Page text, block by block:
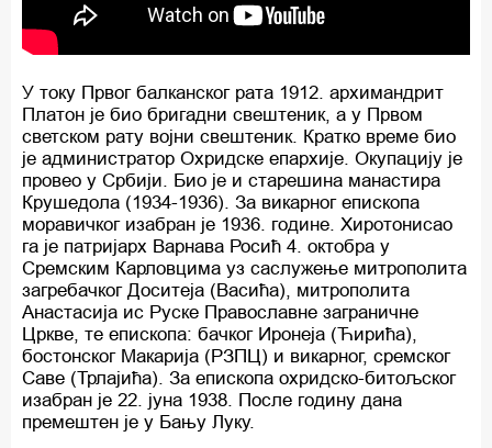
У току Првог балканског рата 1912. архимандрит
Платон је био бригадни свештеник, а у Првом
светском рату војни свештеник. Кратко време био
је администратор Охридске епархије. Окупацију је
провео у Србији. Био је и старешина манастира
Крушедола (1934-1936). За викарног епископа
моравичког изабран је 1936. године. Хиротонисао
га је патријарх Варнава Росић 4. октобра у
Сремским Карловцима уз саслужење митрополита
загребачког Доситеја (Васића), митрополита
Анастасија ис Руске Православне заграничне
Цркве, те епископа: бачког Иронеја (Ћирића),
бостонског Макарија (РЗПЦ) и викарног, сремског
Саве (Трлајића). За епископа охридско-битољског
изабран је 22. јуна 1938. После годину дана
премештен је у Бању Луку.